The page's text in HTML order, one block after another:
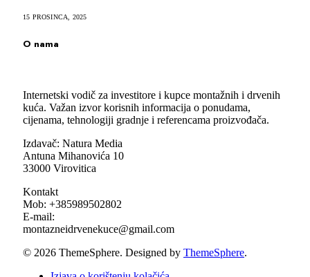
15 PROSINCA, 2025
O nama
Internetski vodič za investitore i kupce montažnih i drvenih
kuća. Važan izvor korisnih informacija o ponudama,
cijenama, tehnologiji gradnje i referencama proizvođača.
Izdavač: Natura Media
Antuna Mihanovića 10
33000 Virovitica
Kontakt
Mob: +385989502802
E-mail:
montazneidrvenekuce@gmail.com
© 2026 ThemeSphere. Designed by ThemeSphere.